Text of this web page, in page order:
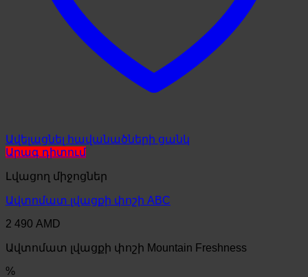
Ավելացնել հավանածների ցանկ
Արագ դիտում
Լվացող միջոցներ
Ավտոմատ լվացքի փոշի ABC
2 490 AMD
Ավտոմատ լվացքի փոշի Mountain Freshness
%